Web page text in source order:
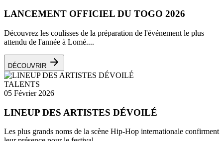
LANCEMENT OFFICIEL DU TOGO 2026
Découvrez les coulisses de la préparation de l'événement le plus
attendu de l'année à Lomé....
DÉCOUVRIR
TALENTS
05 Février 2026
LINEUP DES ARTISTES DÉVOILÉ
Les plus grands noms de la scène Hip-Hop internationale confirment